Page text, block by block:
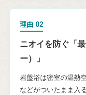
理由 02
ニオイを防ぐ「
ー）」
岩盤浴は密室の温熱
などがついたまま入